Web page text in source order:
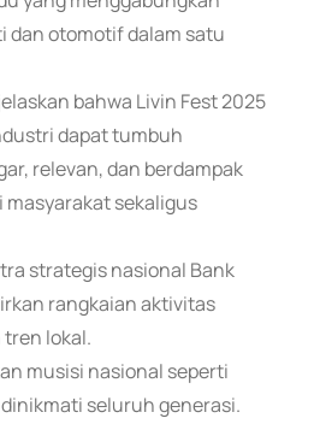
dan otomotif dalam satu
bahwa Livin Fest 2025
dapat tumbuh
relevan, dan berdampak
masyarakat sekaligus
strategis nasional Bank
rangkaian aktivitas
lokal.
musisi nasional seperti
seluruh generasi.